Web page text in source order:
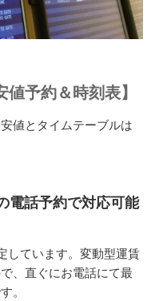
予約＆時刻表】
値とタイムテーブルは
電話予約で対応可能
しています。変動型運賃
、直ぐにお電話にて最
。